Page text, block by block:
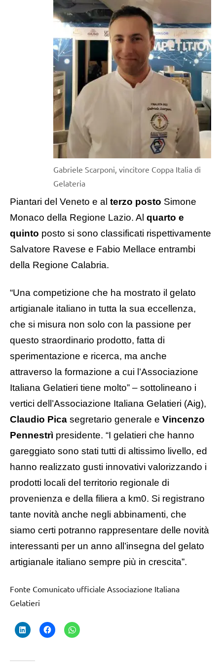
Gabriele Scarponi, vincitore Coppa Italia di
Gelateria
Piantari del Veneto e al terzo posto Simone
Monaco della Regione Lazio. Al quarto e
quinto posto si sono classificati rispettivamente
Salvatore Ravese e Fabio Mellace entrambi
della Regione Calabria.
“Una competizione che ha mostrato il gelato
artigianale italiano in tutta la sua eccellenza,
che si misura non solo con la passione per
questo straordinario prodotto, fatta di
sperimentazione e ricerca, ma anche
attraverso la formazione a cui l’Associazione
Italiana Gelatieri tiene molto” – sottolineano i
vertici dell’Associazione Italiana Gelatieri (Aig),
Claudio Pica segretario generale e Vincenzo
Pennestrì presidente. “I gelatieri che hanno
gareggiato sono stati tutti di altissimo livello, ed
hanno realizzato gusti innovativi valorizzando i
prodotti locali del territorio regionale di
provenienza e della filiera a km0. Si registrano
tante novità anche negli abbinamenti, che
siamo certi potranno rappresentare delle novità
interessanti per un anno all’insegna del gelato
artigianale italiano sempre più in crescita”.
Fonte Comunicato ufficiale Associazione Italiana
Gelatieri